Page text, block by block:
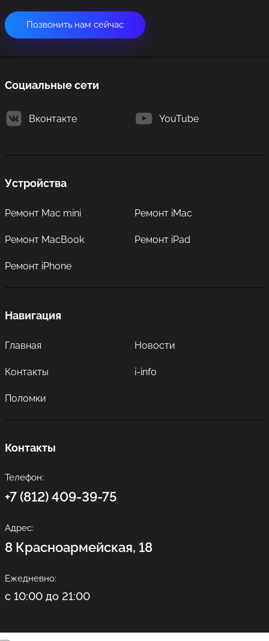
Позвонить нам сейчас
Социальные сети
Вконтакте YouTube
Устройства
Ремонт Mac mini Ремонт iMac
Ремонт MacBook Ремонт iPad
Ремонт iPhone
Навигация
Главная Новости
Контакты i-info
Поломки
Контакты
Телефон:
+7 (812) 409-39-75
Адрес:
8 Красноармейская, 18
Ежедневно:
с 10:00 до 21:00